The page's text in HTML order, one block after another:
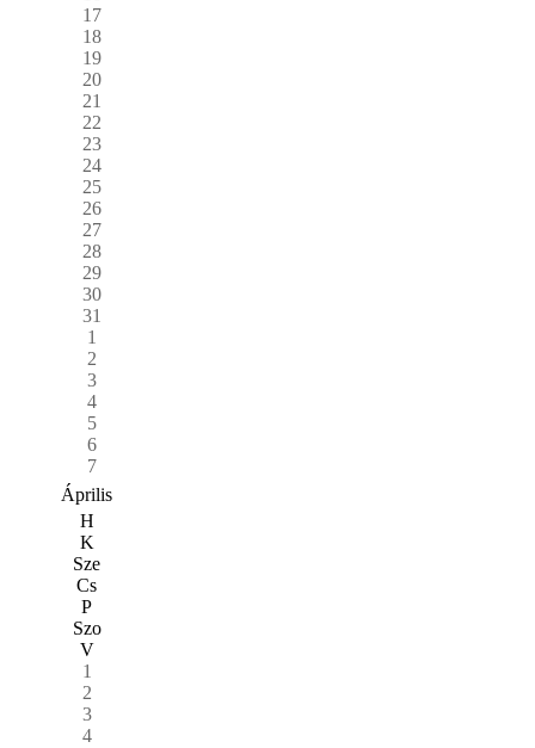
17
18
19
20
21
22
23
24
25
26
27
28
29
30
31
1
2
3
4
5
6
7
Április
H
K
Sze
Cs
P
Szo
V
1
2
3
4